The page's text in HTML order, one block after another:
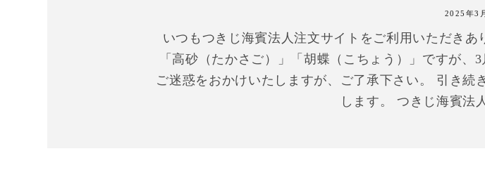
2025年3
いつもつきじ海賓法人注文サイトをご利用いただき
「高砂（たかさご）」「胡蝶（こちょう）」ですが
ご迷惑をおかけいたしますが、ご了承下さい。 引き
します。 つきじ海賓法